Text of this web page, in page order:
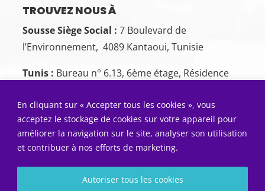
En cliquant sur « Accepter tous les cookies », vous
acceptez le stockage de cookies sur votre appareil pour
améliorer la navigation sur le site, analyser son utilisation
et contribuer à nos efforts de marketing.
Autoriser tous les cookies
TROUVEZ NOUS À
Sousse Siège Social : 7 Boulevard de
l’Environnement, 4089 Kantaoui, Tunisie
Tunis : Bureau n° 6.13, 6ème étage, Résidence
CONTACTEZ-NOUS
Sousse: +216 26 00 00 88
Tunis:+216 22 50 55 01
ENVOYEZ NOUS UN COURRIEL